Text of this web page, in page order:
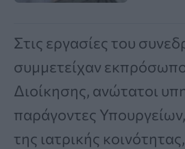
Στις εργασίες του
συμμετείχαν
Διοίκησης, ανώτατοι
παράγοντες
της ιατρικής